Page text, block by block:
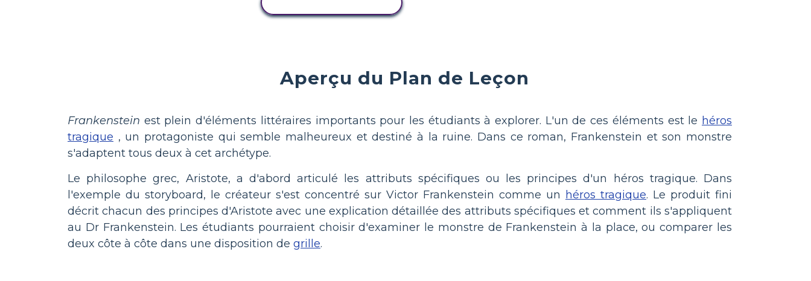
Aperçu du Plan de Leçon
Frankenstein est plein d'éléments littéraires importants pour les étudiants à explorer. L'un de ces éléments est le héros
tragique , un protagoniste qui semble malheureux et destiné à la ruine. Dans ce roman, Frankenstein et son monstre
s'adaptent tous deux à cet archétype.
Le philosophe grec, Aristote, a d'abord articulé les attributs spécifiques ou les principes d'un héros tragique. Dans
l'exemple du storyboard, le créateur s'est concentré sur Victor Frankenstein comme un héros tragique. Le produit fini
décrit chacun des principes d'Aristote avec une explication détaillée des attributs spécifiques et comment ils s'appliquent
au Dr Frankenstein. Les étudiants pourraient choisir d'examiner le monstre de Frankenstein à la place, ou comparer les
deux côte à côte dans une disposition de grille.